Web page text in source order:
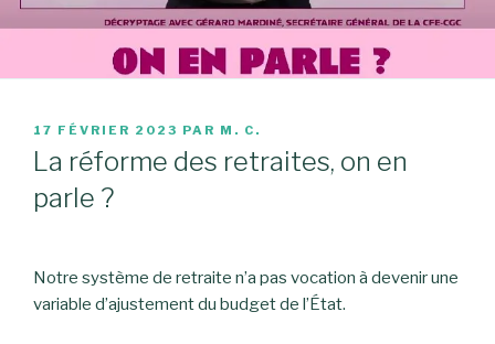
PUBLIÉ
LE
17 FÉVRIER 2023 PAR M. C.
La réforme des retraites, on en
parle ?
Notre système de retraite n’a pas vocation à devenir une
variable d’ajustement du budget de l’État.